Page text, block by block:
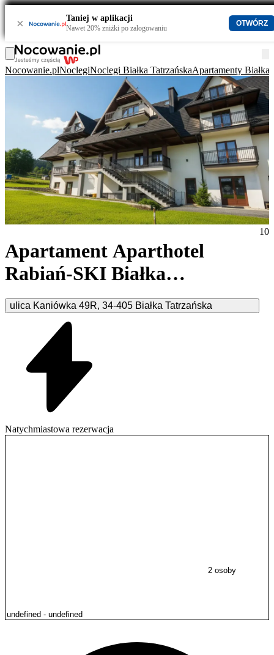
× Taniej w aplikacji
Nawet 20% zniżki po zalogowaniu
OTWÓRZ
Nocowanie.plNoclegiNoclegi Białka TatrzańskaApartamenty Białka
Apartament Aparthotel
Rabiań-SKI Białka
Tatrzańska
ulica Kaniówka 49R, 34-405 Białka Tatrzańska
10
Natychmiastowa rezerwacja
2 osoby